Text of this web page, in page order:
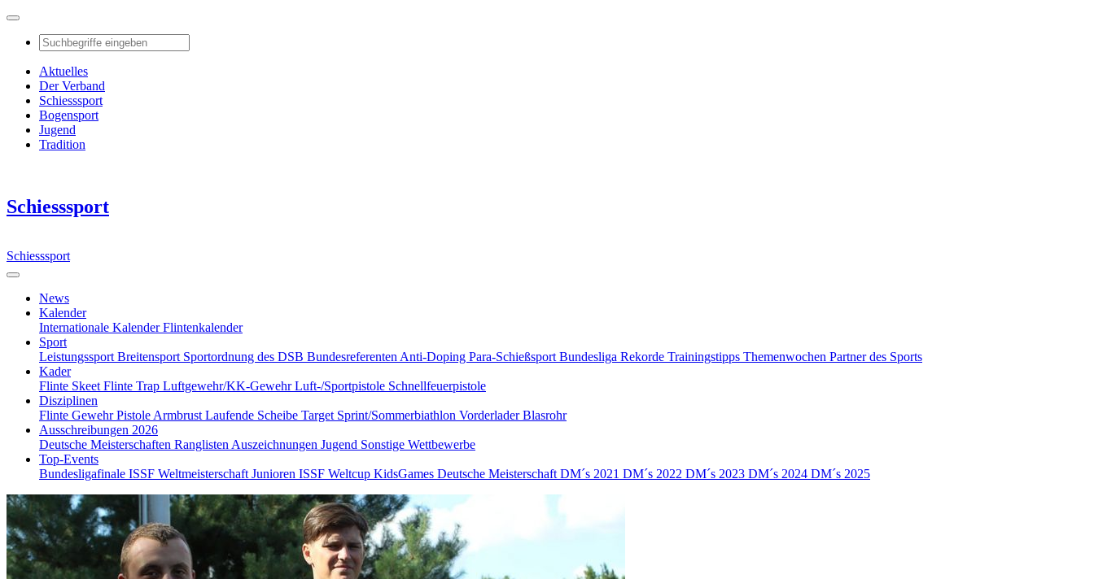
Aktuelles
Der Verband
Schiesssport
Bogensport
Jugend
Tradition
Schiesssport
Schiesssport
News
Kalender
Internationale KalenderFlintenkalender
Sport
Leistungssport Breitensport Sportordnung des DSB Bundesreferenten Anti-Doping Para-Schießsport Bundesliga Rekorde Trainingstipps Themenwochen Partner des Sports
Kader
Flinte Skeet Flinte Trap Luftgewehr/KK-GewehrLuft-/Sportpistole Schnellfeuerpistole
Disziplinen
Flinte GewehrPistole Armbrust Laufende Scheibe Target Sprint/Sommerbiathlon VorderladerBlasrohr
Ausschreibungen 2026
Deutsche Meisterschaften Ranglisten Auszeichnungen Jugend Sonstige Wettbewerbe
Top-Events
Bundesligafinale ISSF Weltmeisterschaft Junioren ISSF Weltcup KidsGames Deutsche Meisterschaft DM´s 2021 DM´s 2022 DM´s 2023 DM´s 2024 DM´s 2025